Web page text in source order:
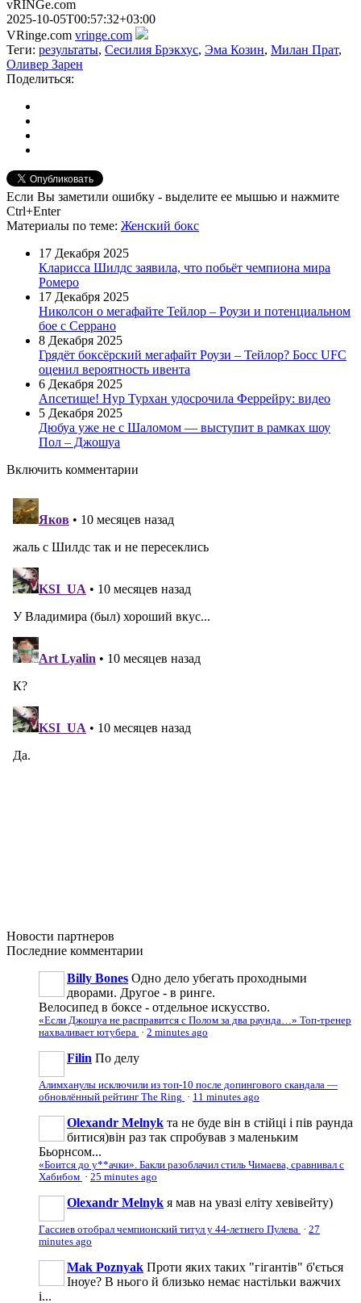
vRINGe.com
2025-10-05T00:57:32+03:00
VRinge.com vringe.com
Теги: результаты, Сесилия Брэкхус, Эма Козин, Милан Прат,
Оливер Зарен
Поделиться:
Если Вы заметили ошибку - выделите ее мышью и нажмите
Ctrl+Enter
Материалы по теме: Женский бокс
17 Декабря 2025
Кларисса Шилдс заявила, что побьёт чемпиона мира
Ромеро
17 Декабря 2025
Николсон о мегафайте Тейлор – Роузи и потенциальном
бое с Серрано
8 Декабря 2025
Грядёт боксёрский мегафайт Роузи – Тейлор? Босс UFC
оценил вероятность ивента
6 Декабря 2025
Апсетище! Нур Турхан удосрочила Феррейру: видео
5 Декабря 2025
Дюбуа уже не с Шаломом — выступит в рамках шоу
Пол – Джошуа
Включить комментарии
Новости партнеров
Последние комментарии
Billy Bones Одно дело убегать проходными
дворами. Другое - в ринге.
Велосипед в боксе - отдельное искусство.
«Если Джошуа не расправится с Полом за два раунда…» Топ-тренер
нахваливает ютубера · 2 minutes ago
Filin По делу
Алимханулы исключили из топ-10 после допингового скандала —
обновлённый рейтинг The Ring · 11 minutes ago
Olexandr Melnyk та не буде він в стійці і пів раунда
битися)він раз так спробував з маленьким
Бьорнсом...
«Боится до у**ачки». Бакли разоблачил стиль Чимаева, сравнивал с
Хабибом · 25 minutes ago
Olexandr Melnyk я мав на увазі еліту хевівейту)
Гассиев отобрал чемпионский титул у 44-летнего Пулева · 27
minutes ago
Mak Poznyak Проти яких таких "гігантів" б'ється
Іноуе? В нього й близько немає настільки важчих
і...